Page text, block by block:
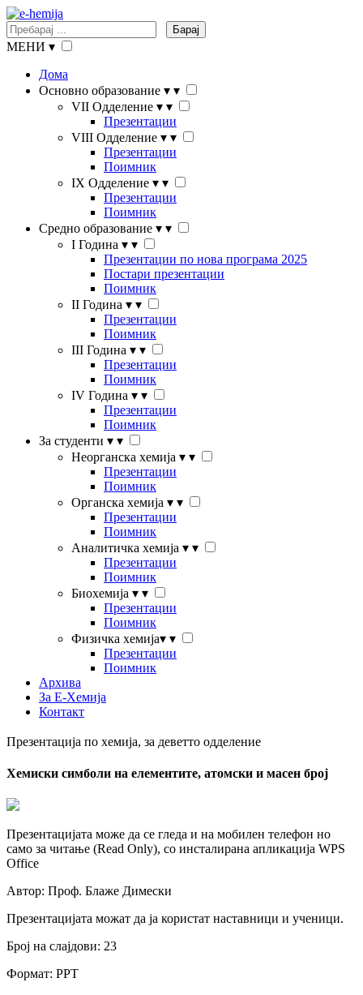
Барај
МЕНИ ▾
Дома
Основно образование ▾ ▾
VII Одделение ▾ ▾
Презентации
VIII Одделение ▾ ▾
Презентации
Поимник
IX Одделение ▾ ▾
Презентации
Поимник
Средно образование ▾ ▾
I Година ▾ ▾
Презентации по нова програма 2025
Постари презентации
Поимник
II Година ▾ ▾
Презентации
Поимник
III Година ▾ ▾
Презентации
Поимник
IV Година ▾ ▾
Презентации
Поимник
За студенти ▾ ▾
Неорганска хемија ▾ ▾
Презентации
Поимник
Органска хемија ▾ ▾
Презентации
Поимник
Аналитичка хемија ▾ ▾
Презентации
Поимник
Биохемија ▾ ▾
Презентации
Поимник
Физичка хемија▾ ▾
Презентации
Поимник
Архива
За Е-Хемија
Контакт
Презентација по хемија, за деветто одделение
Хемиски симболи на елементите, атомски и масен број
Презентацијата може да се гледа и на мобилен телефон но
само за читање (Read Only), со инсталирана апликација WPS
Office
Автор: Проф. Блаже Димески
Презентацијата можат да ја користат наставници и ученици.
Број на слајдови: 23
Формат: PPT